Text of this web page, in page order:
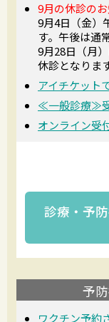
9月の休診の
9月4日（金）
す。午後は通
9月28日（月
休診となります
アイチケット
≪一般診療≫
オンライン受
診療・予
予
ワクチン予約